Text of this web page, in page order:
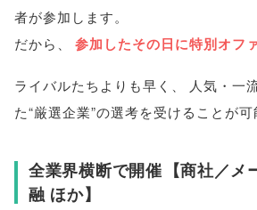
者が参加します。
だから
参加したその日に特別オフ
ライバルたちよりも早く
人気・一
た“厳選企業”の選考を受けることが可
全業界横断で開催 【商社／メ
融 ほか】